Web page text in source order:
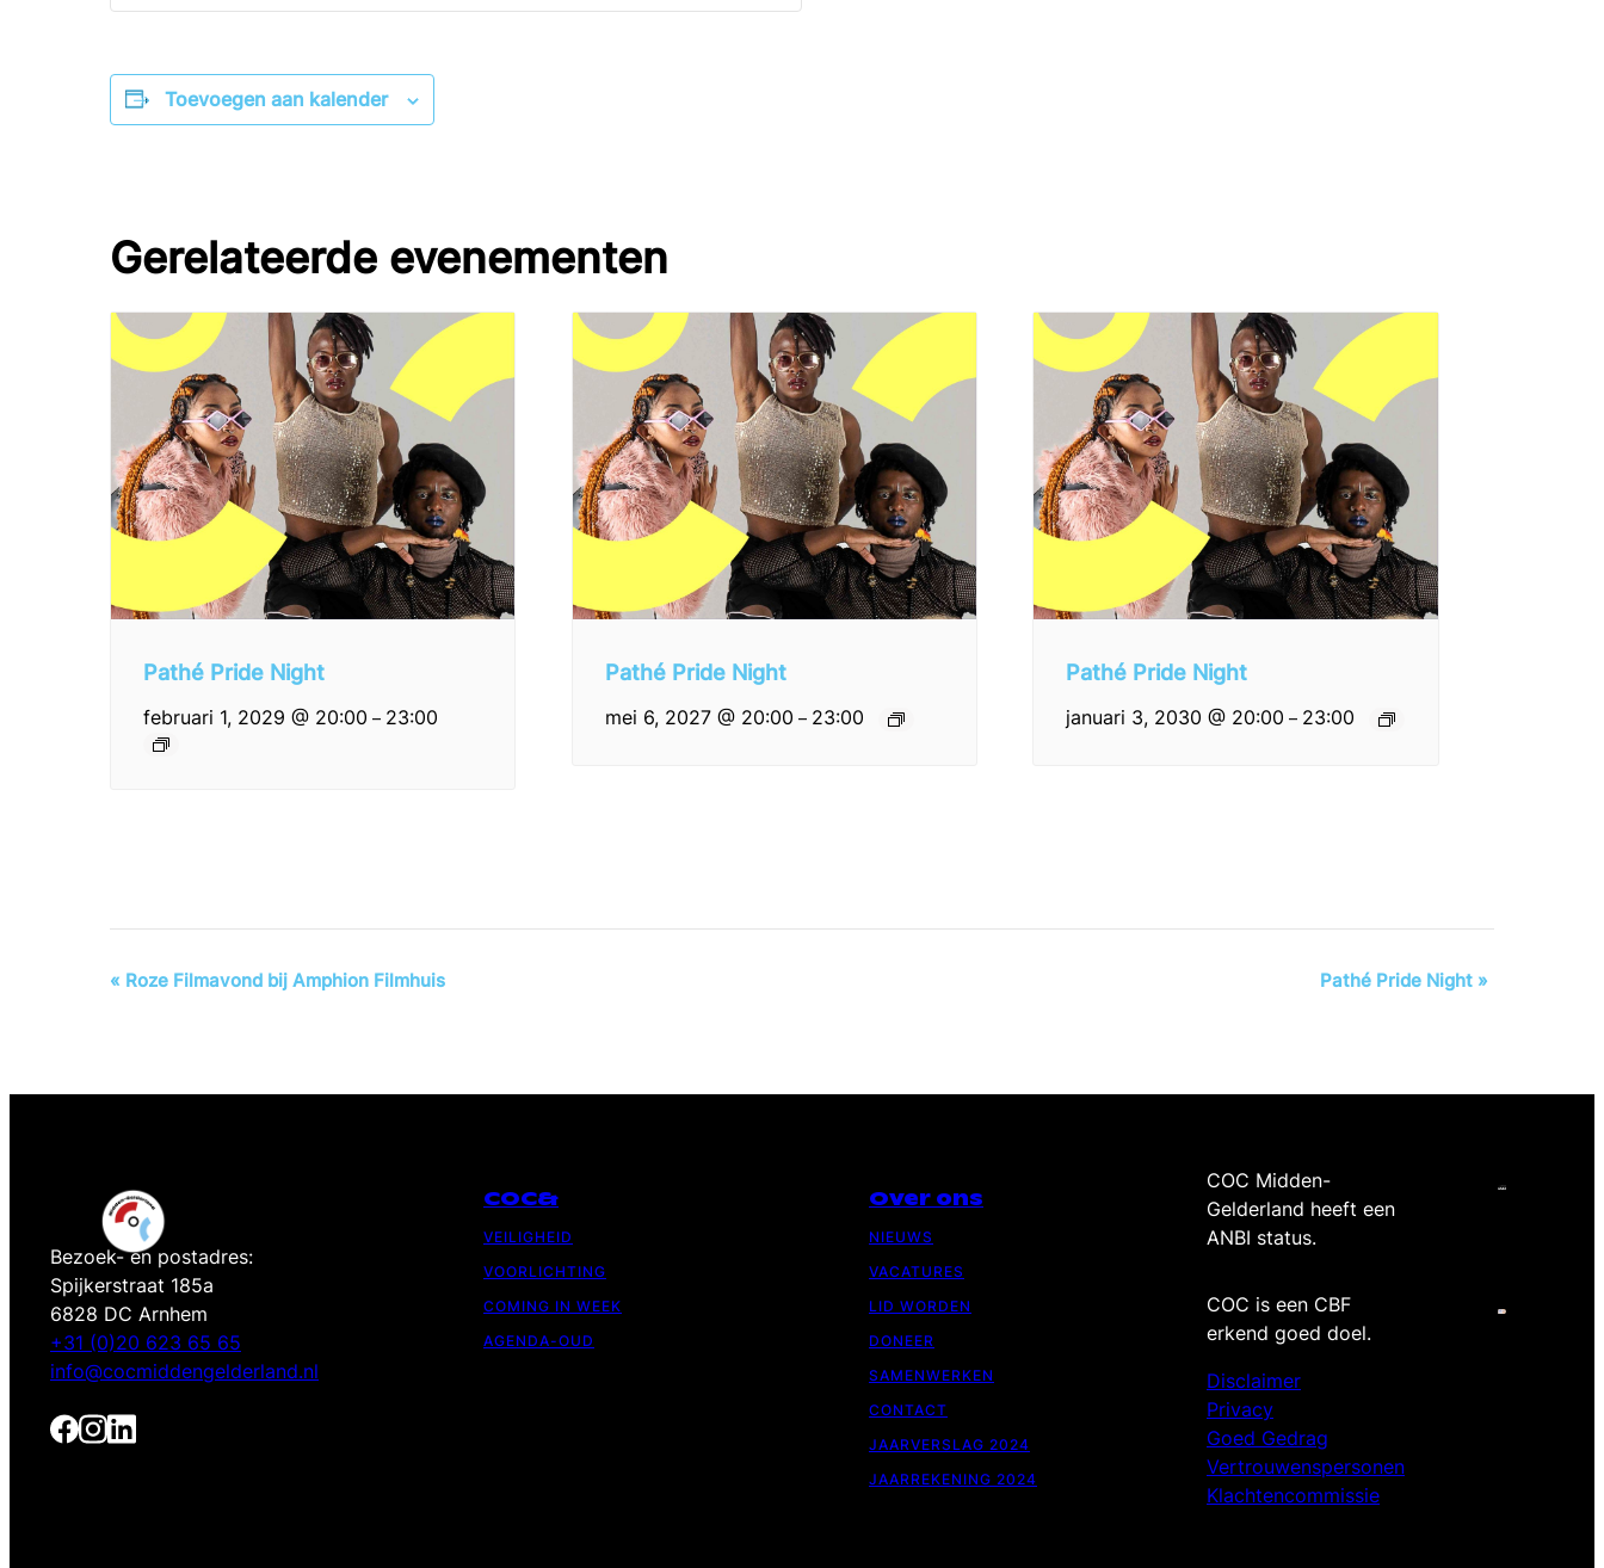
Toevoegen aan kalender
Gerelateerde evenementen
Pathé Pride Night
februari 1, 2029 @ 20:00 – 23:00
Pathé Pride Night
mei 6, 2027 @ 20:00 – 23:00
Pathé Pride Night
januari 3, 2030 @ 20:00 – 23:00
Evenement
« Roze Filmavond bij Amphion Filmhuis Pathé Pride Night »
Bezoek- en postadres:
Spijkerstraat 185a
6828 DC Arnhem
+31 (0)20 623 65 65
info@cocmiddengelderland.nl
COC&
VEILIGHEID
VOORLICHTING
COMING IN WEEK
AGENDA-OUD
Over ons
NIEUWS
VACATURES
LID WORDEN
DONEER
SAMENWERKEN
CONTACT
JAARVERSLAG 2024
JAARREKENING 2024
COC Midden-
Gelderland heeft een
ANBI status.
COC is een CBF
erkend goed doel.
Disclaimer
Privacy
Goed Gedrag
Vertrouwenspersonen
Klachtencommissie